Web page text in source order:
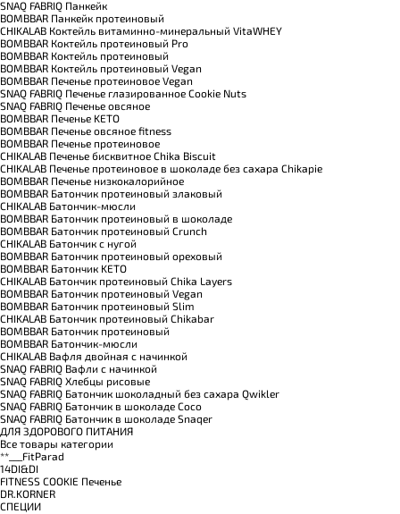
SNAQ FABRIQ Панкейк
BOMBBAR Панкейк протеиновый
CHIKALAB Коктейль витаминно-минеральный VitaWHEY
BOMBBAR Коктейль протеиновый Pro
BOMBBAR Коктейль протеиновый
BOMBBAR Коктейль протеиновый Vegan
BOMBBAR Печенье протеиновое Vegan
SNAQ FABRIQ Печенье глазированное Cookie Nuts
SNAQ FABRIQ Печенье овсяное
BOMBBAR Печенье KETO
BOMBBAR Печенье овсяное fitness
BOMBBAR Печенье протеиновое
CHIKALAB Печенье бисквитное Chika Biscuit
CHIKALAB Печенье протеиновое в шоколаде без сахара Chikapie
BOMBBAR Печенье низкокалорийное
BOMBBAR Батончик протеиновый злаковый
CHIKALAB Батончик-мюсли
BOMBBAR Батончик протеиновый в шоколаде
BOMBBAR Батончик протеиновый Crunch
CHIKALAB Батончик с нугой
BOMBBAR Батончик протеиновый ореховый
BOMBBAR Батончик KETO
CHIKALAB Батончик протеиновый Chika Layers
BOMBBAR Батончик протеиновый Vegan
BOMBBAR Батончик протеиновый Slim
CHIKALAB Батончик протеиновый Chikabar
BOMBBAR Батончик протеиновый
BOMBBAR Батончик-мюсли
CHIKALAB Вафля двойная с начинкой
SNAQ FABRIQ Вафли с начинкой
SNAQ FABRIQ Хлебцы рисовые
SNAQ FABRIQ Батончик шоколадный без сахара Qwikler
SNAQ FABRIQ Батончик в шоколаде Coco
SNAQ FABRIQ Батончик в шоколаде Snaqer
ДЛЯ ЗДОРОВОГО ПИТАНИЯ
Все товары категории
**___FitParad
14DI&DI
FITNESS COOKIE Печенье
DR.KORNER
СПЕЦИИ